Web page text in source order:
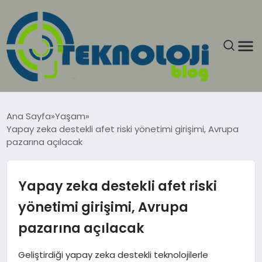
GÜNCEL
EKONOMI
GENEL
GÜNDEM
Ana Sayfa Yaşam
Yapay zeka destekli afet riski yönetimi girişimi, Avrupa
pazarına açılacak
Yapay zeka destekli afet riski
yönetimi girişimi, Avrupa
pazarına açılacak
Geliştirdiği yapay zeka destekli teknolojilerle